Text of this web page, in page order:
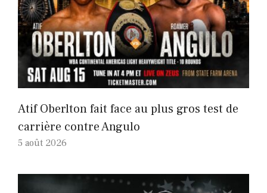
Atif Oberlton fait face au plus gros test de
carrière contre Angulo
5 août 2026